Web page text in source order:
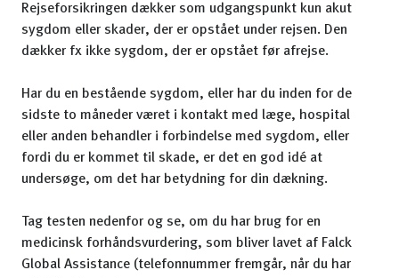
Rejseforsikringen dækker som udgangspunkt kun akut
sygdom eller skader, der er opstået under rejsen. Den
dækker fx ikke sygdom, der er opstået før afrejse.
Har du en bestående sygdom, eller har du inden for de
sidste to måneder været i kontakt med læge, hospital
eller anden behandler i forbindelse med sygdom, eller
fordi du er kommet til skade, er det en god idé at
undersøge, om det har betydning for din dækning.
Tag testen nedenfor og se, om du har brug for en
medicinsk forhåndsvurdering, som bliver lavet af Falck
Global Assistance (telefonnummer fremgår, når du har